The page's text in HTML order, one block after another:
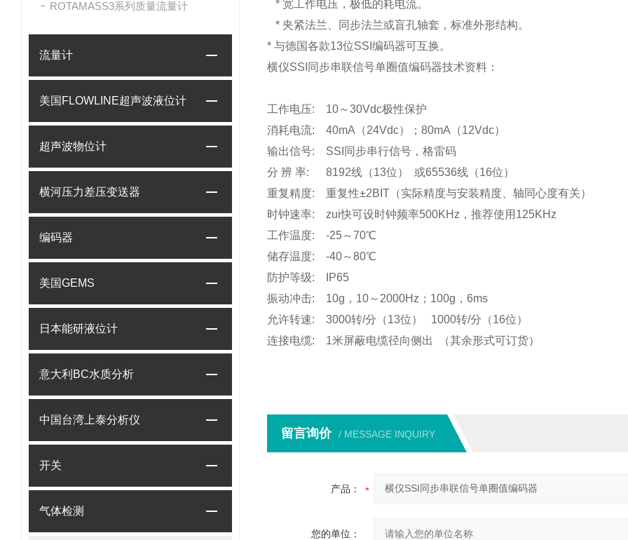
ROTAMASS3系列质量流量计
流量计
美国FLOWLINE超声波液位计
超声波物位计
横河压力差压变送器
编码器
美国GEMS
日本能研液位计
意大利BC水质分析
中国台湾上泰分析仪
开关
气体检测
* 宽工作电压，极低的耗电流。
* 夹紧法兰、同步法兰或盲孔轴套，标准外形结构。
* 与德国各款13位SSI编码器可互换。
横仪SSI同步串联信号单圈值编码器技术资料：
工作电压:
10～30Vdc极性保护
消耗电流:
40mA（24Vdc）；80mA（12Vdc）
输出信号:
SSI同步串行信号，格雷码
分 辨 率:
8192线（13位） 或65536线（16位）
重复精度:
重复性±2BIT（实际精度与安装精度、轴同心度有关）
时钟速率:
zui快可设时钟频率500KHz，推荐使用125KHz
工作温度:
-25～70℃
储存温度:
-40～80℃
防护等级:
IP65
振动冲击:
10g，10～2000Hz；100g，6ms
允许转速:
3000转/分（13位） 1000转/分（16位）
连接电缆:
1米屏蔽电缆径向侧出 （其余形式可订货）
留言询价 / MESSAGE INQUIRY
产品：
您的单位：